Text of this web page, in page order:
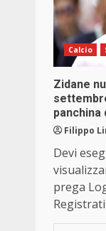
Calcio
Zidane
panchina
Filippo
Devi
prega
Registrati